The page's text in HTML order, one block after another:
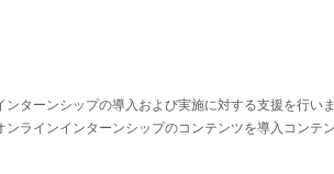
ターンシップの導入および実施に対する支援を行い
ラインインターンシップのコンテンツを導入コン